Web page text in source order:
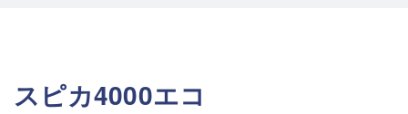
スピカ4000エコ